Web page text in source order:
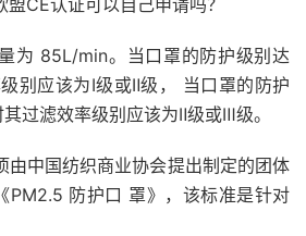
为 85L/min。当口罩的防护级别达
别应该为Ⅰ级或Ⅱ级， 当口罩的防护
过滤效率级别应该为Ⅱ级或Ⅲ级。
由中国纺织商业协会提出制定的团体
PM2.5 防护口 罩》，该标准是针对